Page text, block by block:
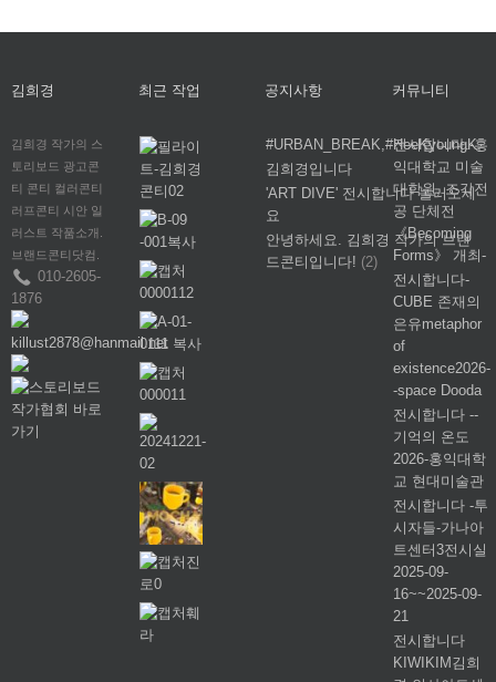
김희경
김희경 작가의 스
토리보드 광고콘
티 콘티 컬러콘티
러프콘티 시안 일
러스트 작품소개.
브랜드콘티닷컴.
010-2605-
1876
killust2878@hanmail.net
최근 작업 공지사항
#URBAN_BREAK,#HeeKyoungK,
김희경입니다
'ART DIVE' 전시합니다 놀러오세
요
안녕하세요. 김희경 작가의 브랜
드콘티입니다! (2)
커뮤니티
전시합니다.-홍
익대학교 미술
대학원, 조각전
공 단체전
《Becoming
Forms》 개최-
전시합니다-
CUBE 존재의
은유metaphor
of
existence2026-
-space Dooda
전시합니다 --
기억의 온도
2026-홍익대학
교 현대미술관
전시합니다 -투
시자들-가나아
트센터3전시실
2025-09-
16~~2025-09-
21
전시합니다
KIWIKIM김희